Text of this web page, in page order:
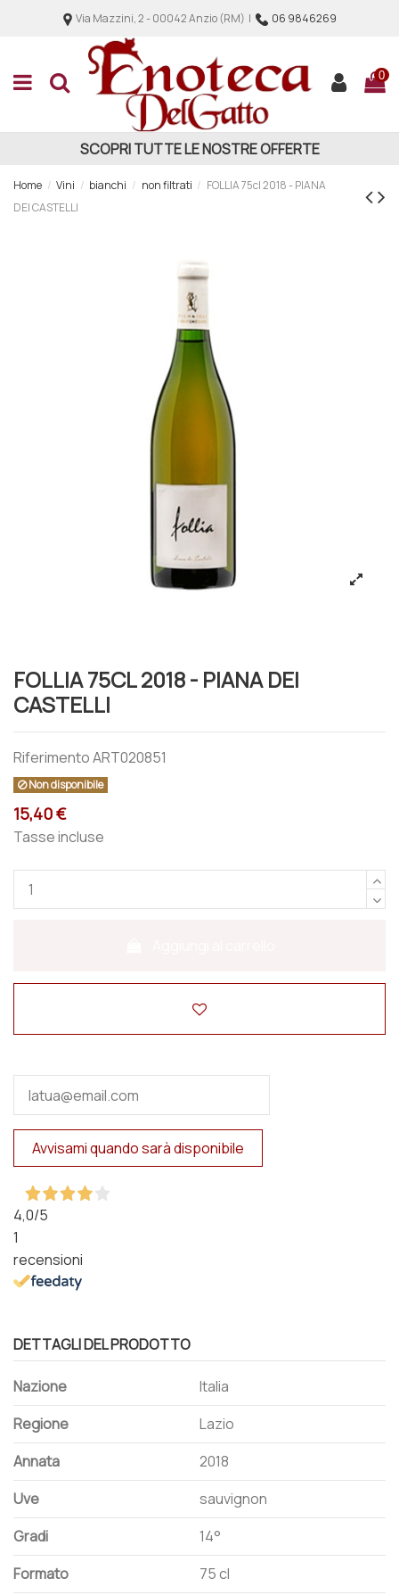
Via Mazzini, 2 - 00042 Anzio (RM) | 06 9846269
0
SCOPRI TUTTE LE NOSTRE OFFERTE
Home Vini bianchi non filtrati
FOLLIA 75cl 2018 - PIANA
DEI CASTELLI
FOLLIA 75CL 2018 - PIANA DEI
CASTELLI
RiferimentoART020851
Non disponibile
15,40 €
Tasse incluse
4,0/5
1
recensioni
DETTAGLI DEL PRODOTTO
Nazione
Italia
Regione
Lazio
Annata
2018
Uve
sauvignon
Gradi
14°
Formato
75 cl